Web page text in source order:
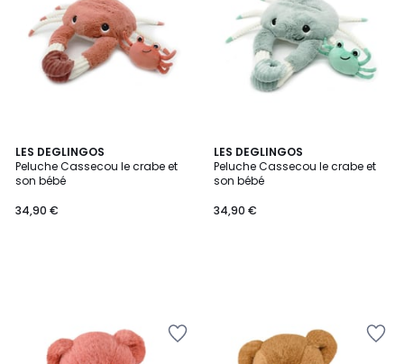
LES DEGLINGOS
Peluche Cassecou le crabe et
son bébé
34,90 €
LES DEGLINGOS
Peluche Cassecou le crabe et
son bébé
34,90 €